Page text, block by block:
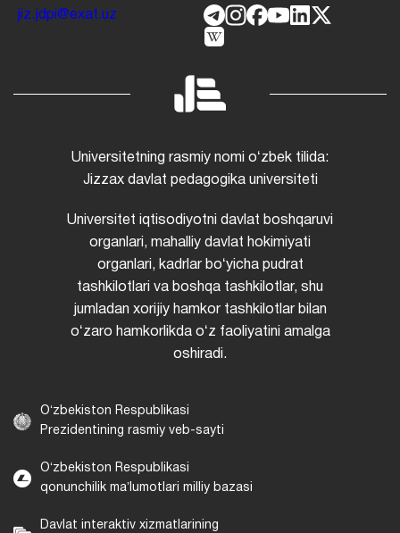
jiz.jdpi@exat.uz
Universitetning rasmiy nomi oʻzbek tilida:
Jizzax davlat pedagogika universiteti
Universitet iqtisodiyotni davlat boshqaruvi
organlari, mahalliy davlat hokimiyati
organlari, kadrlar boʻyicha pudrat
tashkilotlari va boshqa tashkilotlar, shu
jumladan xorijiy hamkor tashkilotlar bilan
oʻzaro hamkorlikda oʻz faoliyatini amalga
oshiradi.
Oʻzbekiston Respublikasi
Prezidentining rasmiy veb-sayti
Oʻzbekiston Respublikasi
qonunchilik maʼlumotlari milliy bazasi
Davlat interaktiv xizmatlarining